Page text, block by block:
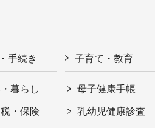
手続き
暮らし
・保険
子育て・教育
母子健康手帳
乳幼児健康診査